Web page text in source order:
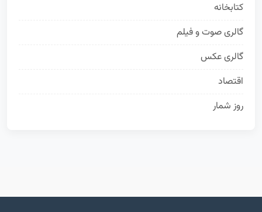
کتابخانه
گالری صوت و فیلم
گالری عکس
اقتصاد
روز شمار